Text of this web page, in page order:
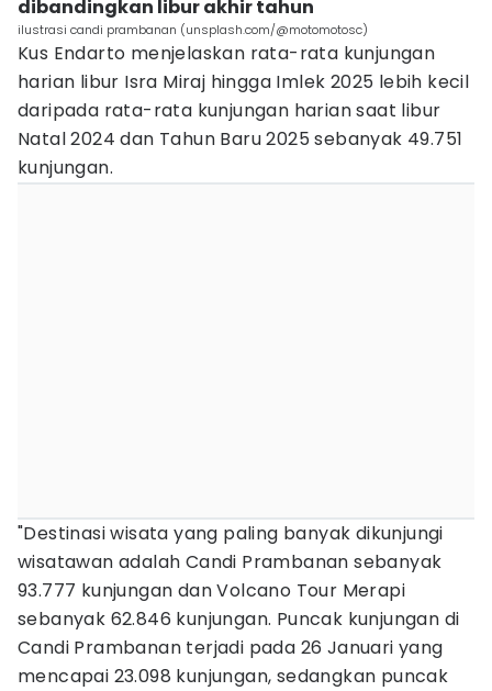
dibandingkan libur akhir tahun
ilustrasi candi prambanan (unsplash.com/@motomotosc)
Kus Endarto menjelaskan rata-rata kunjungan
harian libur Isra Miraj hingga Imlek 2025 lebih kecil
daripada rata-rata kunjungan harian saat libur
Natal 2024 dan Tahun Baru 2025 sebanyak 49.751
kunjungan.
"Destinasi wisata yang paling banyak dikunjungi
wisatawan adalah Candi Prambanan sebanyak
93.777 kunjungan dan Volcano Tour Merapi
sebanyak 62.846 kunjungan. Puncak kunjungan di
Candi Prambanan terjadi pada 26 Januari yang
mencapai 23.098 kunjungan, sedangkan puncak